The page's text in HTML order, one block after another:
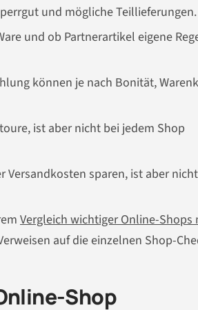
und mögliche Teillieferungen.
und ob Partnerartikel eigene
können je nach Bonität,
ist aber nicht bei jedem Shop
Versandkosten sparen, ist aber nicht
Vergleich wichtiger Online-Shops
auf die einzelnen Shop-
Shop